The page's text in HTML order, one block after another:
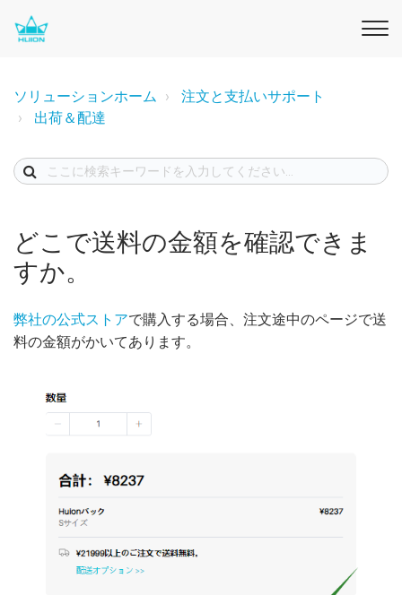
ソリューションホーム
注文と支払いサポート
出荷＆配達
どこで送料の金額を確認できま
すか。
弊社の公式ストアで購入する場合、注文途中のページで送
料の金額がかいてあります。